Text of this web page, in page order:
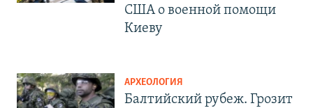
США о военной помощи
Киеву
АРХЕОЛОГИЯ
Балтийский рубеж. Грозит